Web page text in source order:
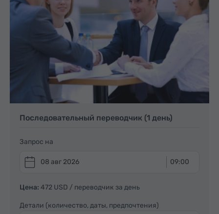
Последовательный переводчик (1 день)
Запрос на
08 авг 2026 09:00
Цена: 472 USD / переводчик за день
Детали (количество, даты, предпочтения)